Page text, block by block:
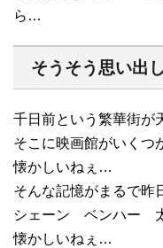
ら…
そうそう思い出
千日前という繁華街が
そこに映画館がいくつ
懐かしいねぇ…
そんな記憶がまるで
シェーン ベンハー
懐かしいねぇ…